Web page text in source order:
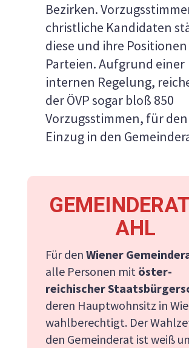
Bezirken.
christliche Kandidaten
diese und ihre
Parteien. Aufgrund einer
internen Regelung,
der ÖVP sogar bloß 850
Vorzugsstimmen, für den
Einzug in den
AHL
Für den Wiener
alle Personen mit öster­
reichischer
deren Haupt­wohnsitz in
wahl­berechtigt. Der
den Gemeinde­rat ist weiß